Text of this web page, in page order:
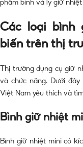
phẩm bình và ly giữ
Các loại bình
biến trên thị
Thị trường dụng cụ giữ
và chức năng. Dưới
Việt Nam yêu thích và
Bình giữ nhiệt
Bình giữ nhiệt mini có